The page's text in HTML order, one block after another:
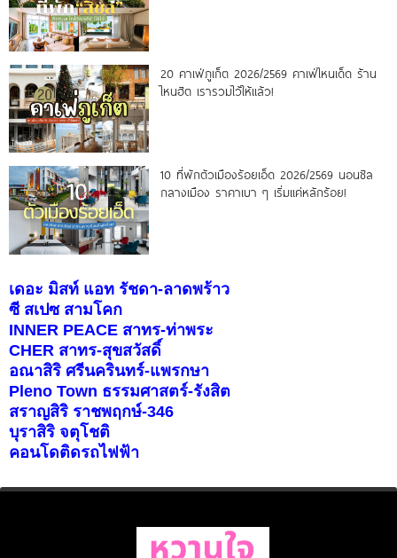
20 คาเฟ่ภูเก็ต 2026/2569 คาเฟ่ไหนเด็ด ร้าน
ไหนฮิต เรารวมไว้ให้แล้ว!
10 ที่พักตัวเมืองร้อยเอ็ด 2026/2569 นอนชิล
กลางเมือง ราคาเบา ๆ เริ่มแค่หลักร้อย!
เดอะ มิสท์ แอท รัชดา-ลาดพร้าว
ซี สเปซ สามโคก
INNER PEACE สาทร-ท่าพระ
CHER สาทร-สุขสวัสดิ์
อณาสิริ ศรีนครินทร์-แพรกษา
Pleno Town ธรรมศาสตร์-รังสิต
สราญสิริ ราชพฤกษ์-346
บุราสิริ จตุโชติ
คอนโดติดรถไฟฟ้า